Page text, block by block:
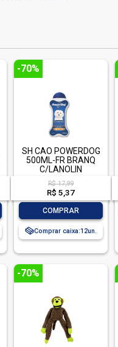
-70%
SH CAO POWERDOG
500ML-FR BRANQ
C/LANOLIN
R$ 17,99
R$ 5,37
COMPRAR
Comprar caixa:12
-70%